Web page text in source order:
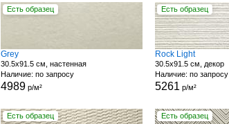
Есть образец
Grey
30.5x91.5 см, настенная
Наличие: по запросу
4989р/м²
Есть образец
Rock Light
30.5x91.5 см, декор
Наличие: по запросу
5261 р/м²
Есть образец Есть образец